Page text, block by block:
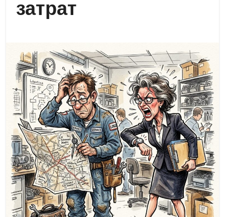
затрат